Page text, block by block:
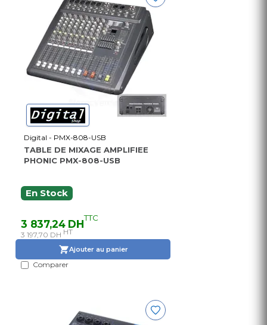
Digital - PMX-808-USB
TABLE DE MIXAGE AMPLIFIEE
PHONIC PMX-808-USB
En Stock
3 837,24 DHTTC
3 197,70 DH HT
Ajouter au panier
Comparer